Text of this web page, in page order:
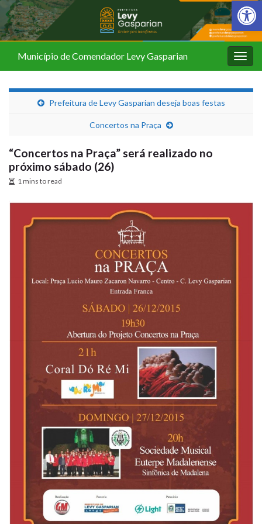
Barra de
Município de Comendador Levy Gasparian
Prefeitura de Levy Gasparian deseja boas festas
Concertos na Praça
“Concertos na Praça” será realizado no
próximo sábado (26)
1 mins to read